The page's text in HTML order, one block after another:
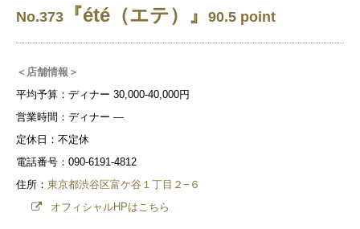
No.373 『été（エテ）』 90.5 point
＜店舗情報＞
平均予算：ディナー 30,000-40,000円
営業時間：ディナー ―
定休日：不定休
電話番号：090-6191-4812
住所： 東京都渋谷区富ケ谷１丁目２−６
オフィシャルHPはこちら